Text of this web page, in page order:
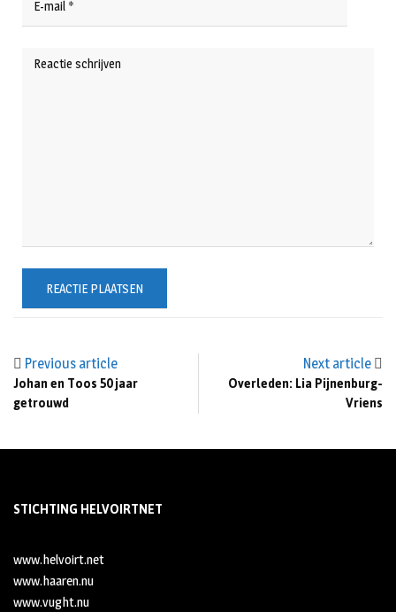
Previous article
Johan en Toos 50 jaar
getrouwd
Next article
Overleden: Lia Pijnenburg-
Vriens
STICHTING HELVOIRTNET
www.helvoirt.net
www.haaren.nu
www.vught.nu